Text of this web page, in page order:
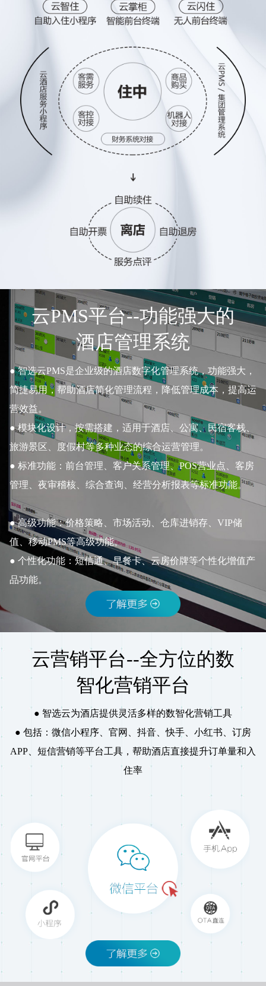
云PMS平台--功能强大的
酒店管理系统
智选云PMS是企业级的酒店数字化管理系统，功能强大，
简捷易用，帮助酒店简化管理流程，降低管理成本，提高运
营效益。
模块化设计，按需搭建，适用于酒店、公寓、民宿客栈、
旅游景区、度假村等多种业态的综合运营管理。
标准功能：前台管理、客户关系管理、POS营业点、客房
管理、夜审稽核、综合查询、经营分析报表等标准功能。
高级功能：价格策略、市场活动、仓库进销存、VIP储
值、移动PMS等高级功能。
个性化功能：短信通、早餐卡、云房价牌等个性化增值产
品功能。
云营销平台--全方位的数
智化营销平台
智选云为酒店提供灵活多样的数智化营销工具
包括：微信小程序、官网、抖音、快手、小红书、订房
APP、短信营销等平台工具，帮助酒店直接提升订单量和入
住率